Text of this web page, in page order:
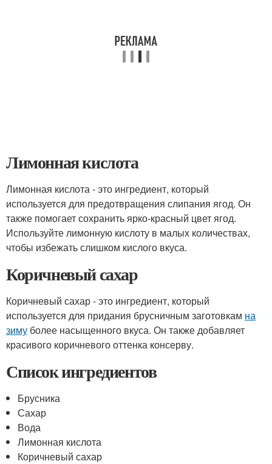
Лимонная кислота
Лимонная кислота - это ингредиент, который
используется для предотвращения слипания ягод. Он
также помогает сохранить ярко-красный цвет ягод.
Используйте лимонную кислоту в малых количествах,
чтобы избежать слишком кислого вкуса.
Коричневый сахар
Коричневый сахар - это ингредиент, который
используется для придания брусничным заготовкам на
зиму более насыщенного вкуса. Он также добавляет
красивого коричневого оттенка консерву.
Список ингредиентов
Брусника
Сахар
Вода
Лимонная кислота
Коричневый сахар